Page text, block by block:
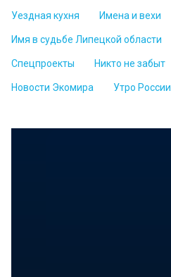
Уездная кухня Имена и вехи
Имя в судьбе Липецкой области
Спецпроекты Никто не забыт
Новости Экомира Утро России